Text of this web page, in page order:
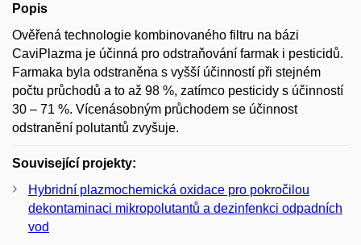
Popis
Ověřená technologie kombinovaného filtru na bázi
CaviPlazma je účinná pro odstraňování farmak i pesticidů.
Farmaka byla odstraněna s vyšší účinností při stejném
počtu průchodů a to až 98 %, zatímco pesticidy s účinností
30 – 71 %. Vícenásobným průchodem se účinnost
odstranění polutantů zvyšuje.
Související projekty:
Hybridní plazmochemická oxidace pro pokročilou
dekontaminaci mikropolutantů a dezinfenkci odpadních
vod